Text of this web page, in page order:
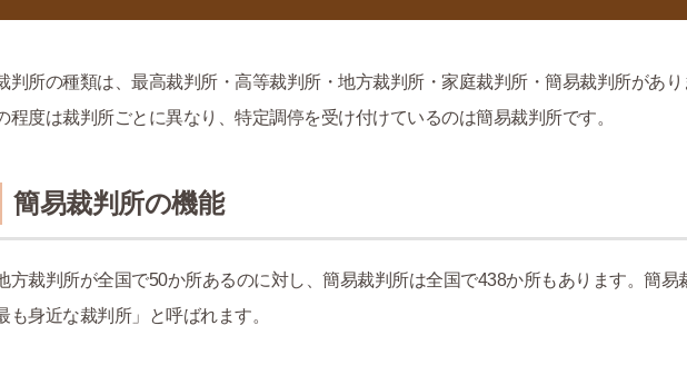
判所の種類は、最高裁判所・高等裁判所・地方裁判所・家庭裁判所・簡易裁判所があ
程度は裁判所ごとに異なり、特定調停を受け付けているのは簡易裁判所です。
簡易裁判所の機能
方裁判所が全国で50か所あるのに対し、簡易裁判所は全国で438か所もあります。簡易
も身近な裁判所」と呼ばれます。